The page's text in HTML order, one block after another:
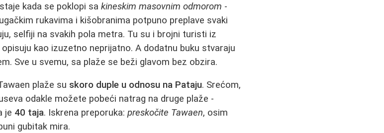
kada se poklopi sakineskim masovnim odmorom -
rukavima i kišobranima potpuno preplave svaki
selfiji na svakih pola metra. Tu su i brojni turisti iz
kao izuzetno neprijatno. A dodatnu buku stvaraju
Sve u svemu, sa plaže se beži glavom bez obzira.
plaže su skoro duple u odnosu na Pataju. Srećom,
odakle možete pobeći natrag na druge plaže -
je 40 taja. Iskrena preporuka:preskočite Tawaen, osim
gubitak mira.